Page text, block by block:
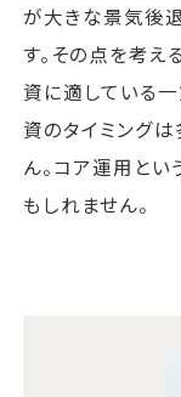
が大きな景気後
す。その点を考え
資に適している
資のタイミング
ん。コア運用とい
もしれません。